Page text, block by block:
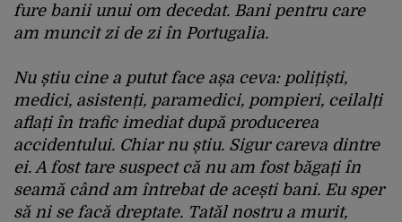
fure banii unui om decedat. Bani pentru care
am muncit zi de zi în Portugalia.
Nu știu cine a putut face așa ceva: polițiști,
medici, asistenți, paramedici, pompieri, ceilalți
aflați în trafic imediat după producerea
accidentului. Chiar nu știu. Sigur careva dintre
ei. A fost tare suspect că nu am fost băgați în
seamă când am întrebat de acești bani. Eu sper
să ni se facă dreptate. Tatăl nostru a murit,